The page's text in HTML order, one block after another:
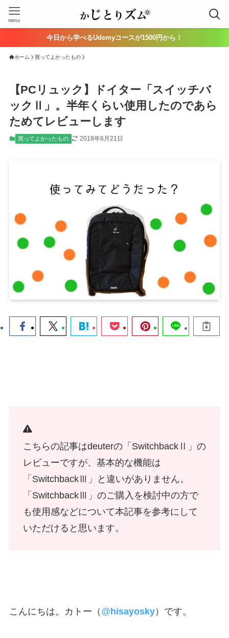
menu
今日から学べるUdemyコースが1500円から！
ホーム 買ってよかったもの
【PCリュック】ドイター「スイッチバ
ックⅡ」。半年くらい使用したのであら
ためてレビューします
買ってよかったもの 2018年6月21日
こちらの記事はdeuterの「SwitchbackⅡ」の
レビューですが、基本的な機能は
「SwitchbackⅢ」と違いがありません。
「SwitchbackⅢ」のご購入を検討中の方で
も使用感などについて本記事を参考にして
いただけると思います。
こんにちは。カトー（ @hisayosky）です。